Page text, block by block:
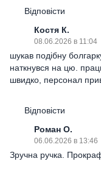
Відповісти
Костя К.
08.06.2026 в 11:04
шукав подібну
наткнувся на цю.
швидко, персонал
Відповісти
Роман О.
06.06.2026 в 13:46
Зручна ручка.